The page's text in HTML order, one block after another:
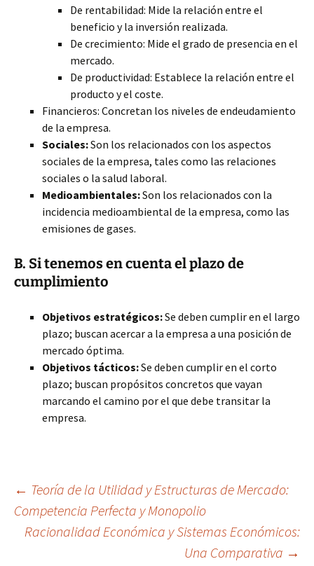
De rentabilidad: Mide la relación entre el
beneficio y la inversión realizada.
De crecimiento: Mide el grado de presencia en el
mercado.
De productividad: Establece la relación entre el
producto y el coste.
Financieros: Concretan los niveles de endeudamiento
de la empresa.
Sociales:Son los relacionados con los aspectos
sociales de la empresa, tales como las relaciones
sociales o la salud laboral.
Medioambientales:Son los relacionados con la
incidencia medioambiental de la empresa, como las
emisiones de gases.
B. Si tenemos en cuenta el plazo de
cumplimiento
Objetivos estratégicos:Se deben cumplir en el largo
plazo; buscan acercar a la empresa a una posición de
mercado óptima.
Objetivos tácticos:Se deben cumplir en el corto
plazo; buscan propósitos concretos que vayan
marcando el camino por el que debe transitar la
empresa.
Navegación
de
← Teoría de la Utilidad y Estructuras de Mercado:
Competencia Perfecta y Monopolio
Racionalidad Económica y Sistemas Económicos:
Una Comparativa →